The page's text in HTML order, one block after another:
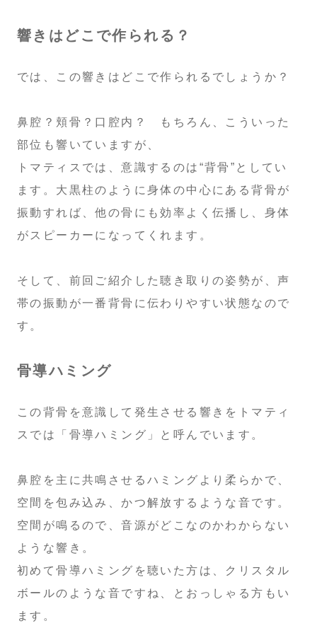
響きはどこで作られる？
では、この響きはどこで作られるでしょうか？
鼻腔？頬骨？口腔内？ もちろん、こういった
部位も響いていますが、
トマティスでは、意識するのは“背骨”としてい
ます。大黒柱のように身体の中心にある背骨が
振動すれば、他の骨にも効率よく伝播し、身体
がスピーカーになってくれます。
そして、前回ご紹介した聴き取りの姿勢が、声
帯の振動が一番背骨に伝わりやすい状態なので
す。
骨導ハミング
この背骨を意識して発生させる響きをトマティ
スでは「骨導ハミング」と呼んでいます。
鼻腔を主に共鳴させるハミングより柔らかで、
空間を包み込み、かつ解放するような音です。
空間が鳴るので、音源がどこなのかわからない
ような響き。
初めて骨導ハミングを聴いた方は、クリスタル
ボールのような音ですね、とおっしゃる方もい
ます。